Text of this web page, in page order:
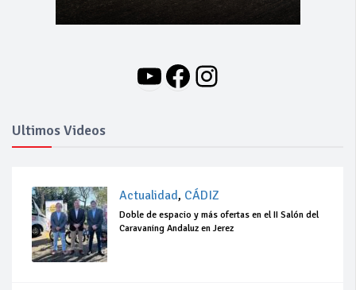
YouTube
Facebook
Instagram
Ultimos Videos
Actualidad, CÁDIZ
Doble de espacio y más ofertas en el II Salón del
Caravaning Andaluz en Jerez